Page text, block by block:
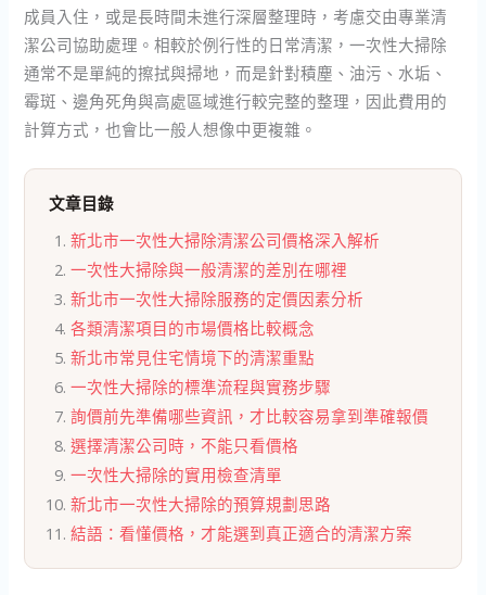
成員入住，或是長時間未進行深層整理時，考慮交由專業清
潔公司協助處理。相較於例行性的日常清潔，一次性大掃除
通常不是單純的擦拭與掃地，而是針對積塵、油污、水垢、
霉斑、邊角死角與高處區域進行較完整的整理，因此費用的
計算方式，也會比一般人想像中更複雜。
文章目錄
新北市一次性大掃除清潔公司價格深入解析
一次性大掃除與一般清潔的差別在哪裡
新北市一次性大掃除服務的定價因素分析
各類清潔項目的市場價格比較概念
新北市常見住宅情境下的清潔重點
一次性大掃除的標準流程與實務步驟
詢價前先準備哪些資訊，才比較容易拿到準確報價
選擇清潔公司時，不能只看價格
一次性大掃除的實用檢查清單
新北市一次性大掃除的預算規劃思路
結語：看懂價格，才能選到真正適合的清潔方案